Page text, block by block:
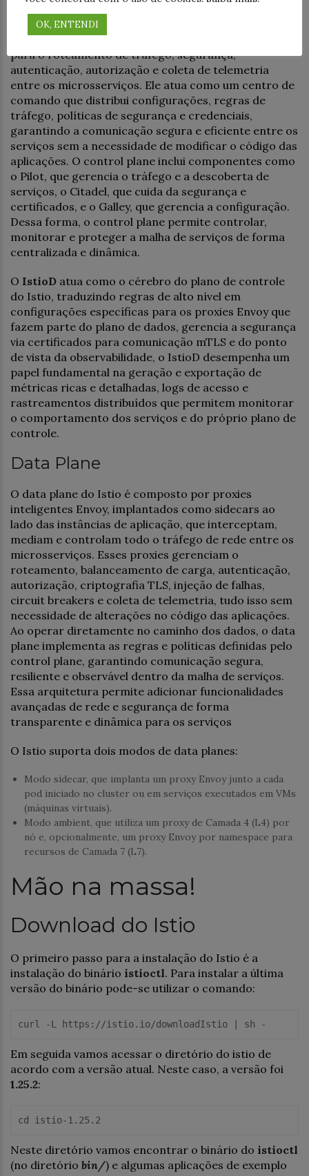
gerenciar e configurar os proxies Envoy que
compõem o data plane, definindo as regras e políticas
para o roteamento de tráfego, segurança,
autenticação, autorização e coleta de telemetria
entre os microsserviços. Ele atua como um centro de
comando que distribui configurações, regras de
tráfego, políticas de segurança e credenciais,
garantindo a comunicação segura e eficiente entre os
serviços sem a necessidade de modificar o código das
aplicações. O control plane inclui componentes como
o Pilot, que gerencia o tráfego e a descoberta de
serviços, o Citadel, que cuida da segurança e
certificados, e o Galley, que gerencia a configuração.
Dessa forma, o control plane permite controlar,
monitorar e proteger a malha de serviços de forma
centralizada e dinâmica.
O IstioD atua como o cérebro do plano de controle
do Istio, traduzindo regras de alto nível em
configurações específicas para os proxies Envoy que
fazem parte do plano de dados, gerencia a segurança
via certificados para comunicação mTLS e do ponto
de vista da observabilidade, o IstioD desempenha um
papel fundamental na geração e exportação de
métricas ricas e detalhadas, logs de acesso e
rastreamentos distribuídos que permitem monitorar
o comportamento dos serviços e do próprio plano de
controle.
Data Plane
O data plane do Istio é composto por proxies
inteligentes Envoy, implantados como sidecars ao
lado das instâncias de aplicação, que interceptam,
mediam e controlam todo o tráfego de rede entre os
microsserviços. Esses proxies gerenciam o
roteamento, balanceamento de carga, autenticação,
autorização, criptografia TLS, injeção de falhas,
circuit breakers e coleta de telemetria, tudo isso sem
necessidade de alterações no código das aplicações.
Ao operar diretamente no caminho dos dados, o data
plane implementa as regras e políticas definidas pelo
control plane, garantindo comunicação segura,
resiliente e observável dentro da malha de serviços.
Essa arquitetura permite adicionar funcionalidades
avançadas de rede e segurança de forma
transparente e dinâmica para os serviços
O Istio suporta dois modos de data planes:
Modo sidecar, que implanta um proxy Envoy junto a cada
pod iniciado no cluster ou em serviços executados em VMs
(máquinas virtuais).
Modo ambient, que utiliza um proxy de Camada 4 (L4) por
nó e, opcionalmente, um proxy Envoy por namespace para
recursos de Camada 7 (L7).
Mão na massa!
Download do Istio
O primeiro passo para a instalação do Istio é a
instalação do binário istioctl. Para instalar a última
versão do binário pode-se utilizar o comando:
curl -L https: //istio.io/downloadIstio | sh -
Em seguida vamos acessar o diretório do istio de
acordo com a versão atual. Neste caso, a versão foi
1.25.2:
cd istio-1 .25 .2
Neste diretório vamos encontrar o binário do istioctl
(no diretório bin/) e algumas aplicações de exemplo
OK, ENTENDI